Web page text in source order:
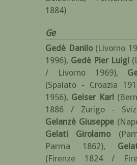
1884)
Ge
Gedè Danilo (Livorno
1996), Gedè Pier Luigi
/ Livorno 1969),
(Spalato - Croazia
1956), Geiser Karl
1886 / Zurigo -
Gelanzè Giuseppe
Gelati Girolamo
Parma 1862),
(Firenze 1824 /